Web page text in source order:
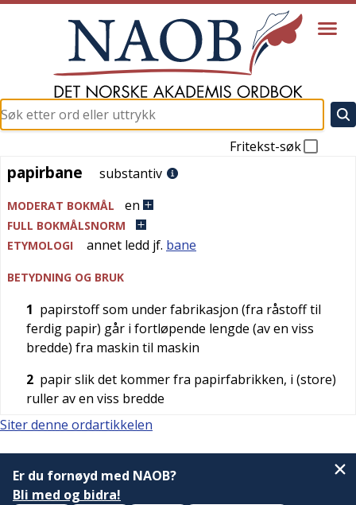
Fritekst-søk
papirbane
papirbane substantiv
MODERAT BOKMÅL en
FULL BOKMÅLSNORM
ETYMOLOGI
annet ledd jf. bane
BETYDNING OG BRUK
1 papirstoff som under fabrikasjon (fra råstoff til
ferdig papir) går i fortløpende lengde (av en viss
bredde) fra maskin til maskin
2 papir slik det kommer fra papirfabrikken, i (store)
ruller av en viss bredde
Siter denne ordartikkelen
Er du fornøyd med NAOB?
Bli med og bidra!